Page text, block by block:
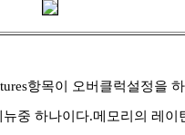
항목이 오버클럭설정을
중 하나이다.메모리의 레이